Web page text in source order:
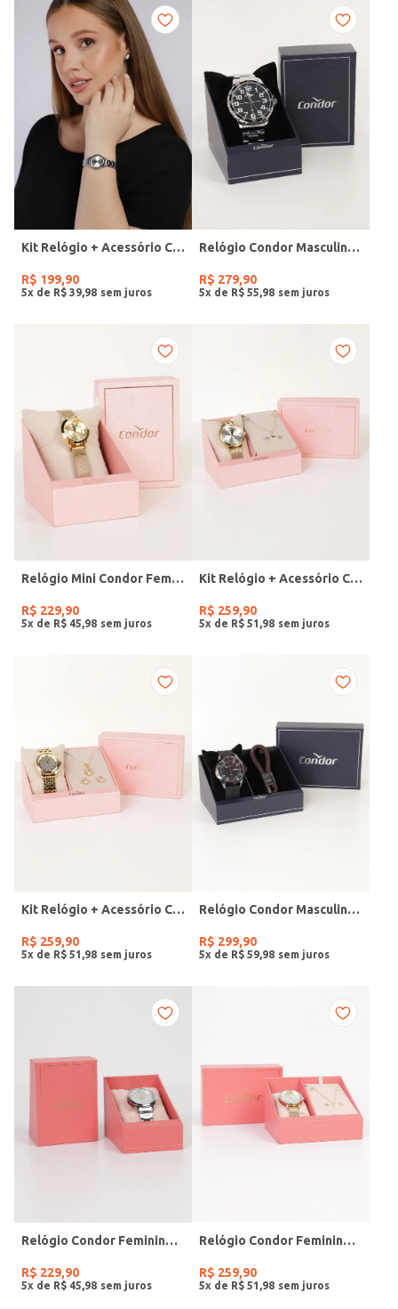
Kit Relógio + Acessório Condor Feminino PRATA
R$ 199,90
5x de R$ 39 98
Relógio Condor Masculino PRATA
R$ 279,90
5x de R$ 55 98
Relógio Mini Condor Feminino DOURADO
R$ 229,90
5x de R$ 45 98
Kit Relógio + Acessório Condor Feminino DOURADO
R$ 259,90
5x de R$ 51 98
Kit Relógio + Acessório Condor Feminino DOURADO
R$ 259,90
5x de R$ 51 98
Relógio Condor Masculino PRETO
R$ 299,90
5x de R$ 59 98
Relógio Condor Feminino PRATA
R$ 229,90
5x de R$ 45 98
Relógio Condor Feminino DOURADO
R$ 259,90
5x de R$ 51 98